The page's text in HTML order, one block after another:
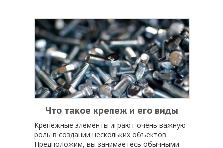
Что такое крепеж и его виды
Крепежные элементы играют очень важную
роль в создании нескольких объектов.
Предположим, вы занимаетесь обычными